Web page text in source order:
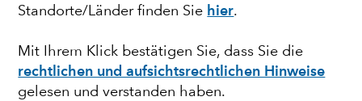
Standorte/Länder finden Sie hier.
Mit Ihrem Klick bestätigen Sie, dass Sie die
rechtlichen und aufsichtsrechtlichen Hinweise
gelesen und verstanden haben.
Dekarbonisierung der
Luftfahrtindustrie